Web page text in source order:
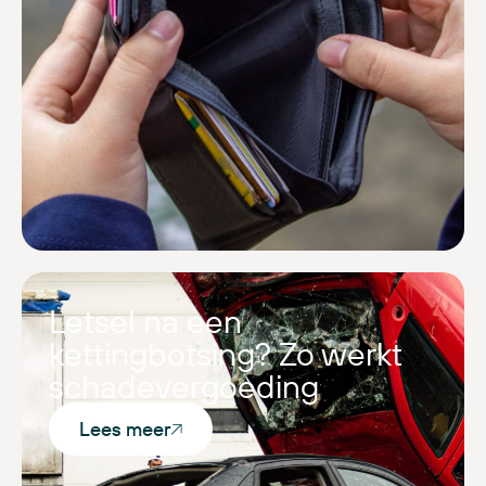
Letsel na een
kettingbotsing? Zo werkt
schadevergoeding
Lees meer